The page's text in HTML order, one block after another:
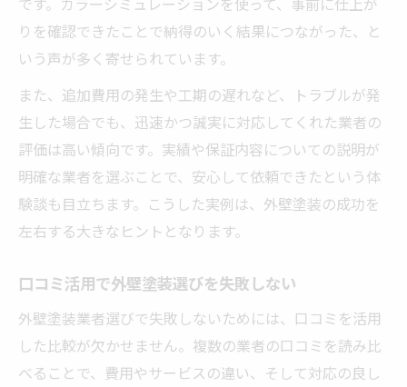
口コミと対応力で業者を判断する方法
塗装工事成功の鍵は何か徹底検証
外壁塗装工事成功のカギとなる要素
口コミで見抜く外壁塗装品質の違い
外壁塗装の成功体験に学ぶポイント
工事前に知るべき外壁塗装の注意点
外壁塗装で後悔しない準備と心構え
りを確認できたことで納得のいく結果につながった、と
いう声が多く寄せられています。
また、追加費用の発生や工期の遅れなど、トラブルが発
生した場合でも、迅速かつ誠実に対応してくれた業者の
評価は高い傾向です。実績や保証内容についての説明が
明確な業者を選ぶことで、安心して依頼できたという体
験談も目立ちます。こうした実例は、外壁塗装の成功を
左右する大きなヒントとなります。
口コミ活用で外壁塗装選びを失敗しない
外壁塗装業者選びで失敗しないためには、口コミを活用
した比較が欠かせません。複数の業者の口コミを読み比
べることで、費用やサービスの違い、そして対応の良し